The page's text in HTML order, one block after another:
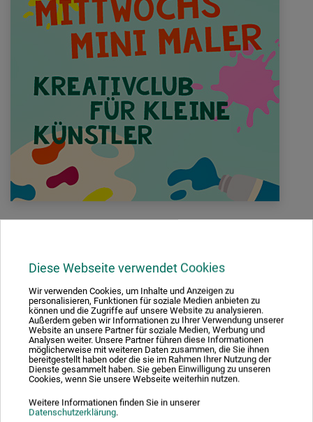
Diese Webseite verwendet Cookies
Wir verwenden Cookies, um Inhalte und Anzeigen zu
personalisieren, Funktionen für soziale Medien anbieten zu
können und die Zugriffe auf unsere Website zu analysieren.
Außerdem geben wir Informationen zu Ihrer Verwendung unserer
Website an unsere Partner für soziale Medien, Werbung und
Analysen weiter. Unsere Partner führen diese Informationen
möglicherweise mit weiteren Daten zusammen, die Sie ihnen
bereitgestellt haben oder die sie im Rahmen Ihrer Nutzung der
Dienste gesammelt haben. Sie geben Einwilligung zu unseren
Cookies, wenn Sie unsere Webseite weiterhin nutzen.
Weitere Informationen finden Sie in unserer
Datenschutzerklärung.
Daniela Maria Lisker
Jeden Mittwoch von 15:00 – 16:30 Uhr für Kinder von 5 bis 12
Jahren in Begleitung eines Erziehungsberechtigten.
Bitte Malkleidung und Getränk mitbringen. Um Anmeldung wird
gebeten:events.badreichenhall@boesner.com
UNKOSTENBEITRAG: 10,- € pro Kind in Begleitung eines
Erziehungsberechtigten.
(Preis gilt für beide zusammen). Der Einstieg ist jederzeit